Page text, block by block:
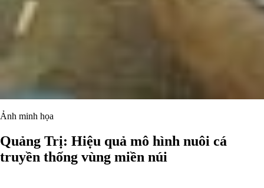
Ảnh minh họa
Quảng Trị: Hiệu quả mô hình nuôi cá
truyền thống vùng miền núi